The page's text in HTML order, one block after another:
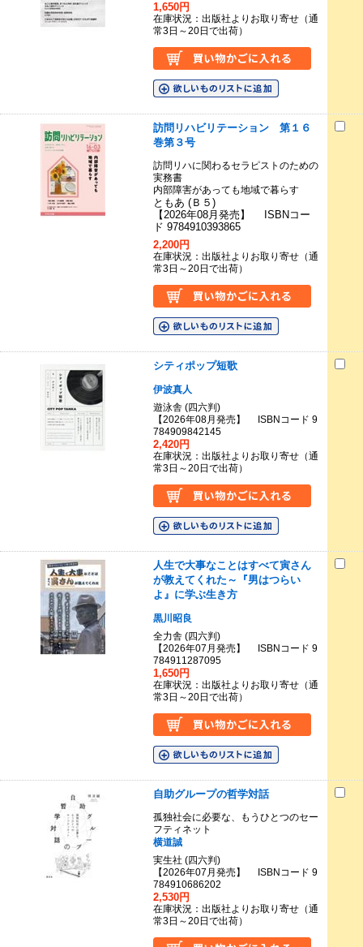
1,650円
在庫状況：出版社よりお取り寄せ（通
常3日～20日で出荷）
訪問リハビリテーション 第１６
巻第３号
訪問リハに関わるセラピストのための
実務書
内部障害があっても地域で暮らす
ともあ (Ｂ５)
【2026年08月発売】 ISBNコー
ド 9784910393865
2,200円
在庫状況：出版社よりお取り寄せ（通
常3日～20日で出荷）
シティポップ短歌
伊波真人
遊泳舎 (四六判)
【2026年08月発売】 ISBNコード 9
784909842145
2,420円
在庫状況：出版社よりお取り寄せ（通
常3日～20日で出荷）
人生で大事なことはすべて寅さん
が教えてくれた～『男はつらい
よ』に学ぶ生き方
黒川昭良
全力舎 (四六判)
【2026年07月発売】 ISBNコード 9
784911287095
1,650円
在庫状況：出版社よりお取り寄せ（通
常3日～20日で出荷）
自助グループの哲学対話
孤独社会に必要な、もうひとつのセー
フティネット
横道誠
実生社 (四六判)
【2026年07月発売】 ISBNコード 9
784910686202
2,530円
在庫状況：出版社よりお取り寄せ（通
常3日～20日で出荷）